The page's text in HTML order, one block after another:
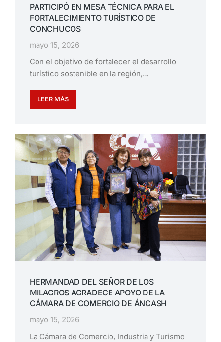
PARTICIPÓ EN MESA TÉCNICA PARA EL
FORTALECIMIENTO TURÍSTICO DE
CONCHUCOS
mayo 15, 2026
Con el objetivo de fortalecer el desarrollo
turístico sostenible en la región,…
LEER MÁS
HERMANDAD DEL SEÑOR DE LOS
MILAGROS AGRADECE APOYO DE LA
CÁMARA DE COMERCIO DE ÁNCASH
mayo 15, 2026
La Cámara de Comercio, Industria y Turismo